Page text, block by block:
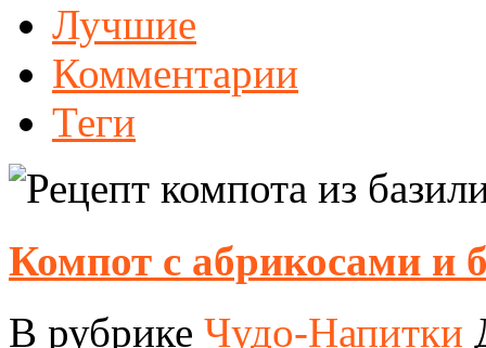
Лучшие
Комментарии
Теги
Компот с абрикосами и
В рубрике Чудо-Напитки